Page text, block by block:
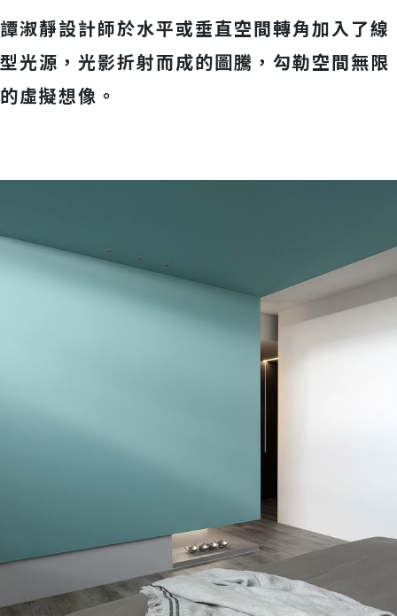
譚淑靜設計師於水平或垂直空間轉角加入了線
型光源，光影折射而成的圖騰，勾勒空間無限
的虛擬想像。